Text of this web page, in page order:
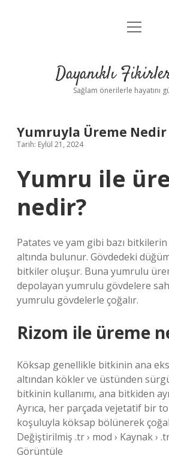
Anasayfa
Yasal Uyarı
menüyü
Dayanıklı
Sağlam önerilerle hayatını
Yumruyla Üreme Nedir
Tarih: Eylül 21, 2024
Yumru ile
nedir?
Patates ve yam gibi bazı
altında bulunur. Gövdedeki
bitkiler oluşur. Buna yumrulu
depolayan yumrulu gövdelere
yumrulu gövdelerle çoğalır.
Rizom ile üreme
Köksap genellikle bitkinin ana
altından kökler ve üstünden
bitkinin kullanımı, ana bitkiden
Ayrıca, her parçada vejetatif bir
koşuluyla köksap bölünerek
Değiştirilmiş .tr › mod › Kaynak ›
Görüntüle